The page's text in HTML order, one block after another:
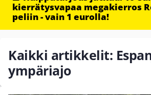
kierrätysvapaa megakierros
peliin - vain 1 eurolla!
Kaikki artikkelit:
ympäriajo